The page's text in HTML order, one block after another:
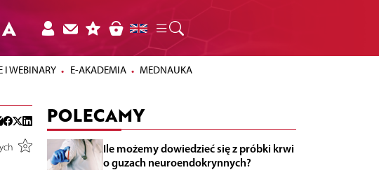
I WEBINARY E-AKADEMIA MEDNAUKA
POLECAMY
Ile możemy dowiedzieć się z próbki krwi
o guzach neuroendokrynnych?